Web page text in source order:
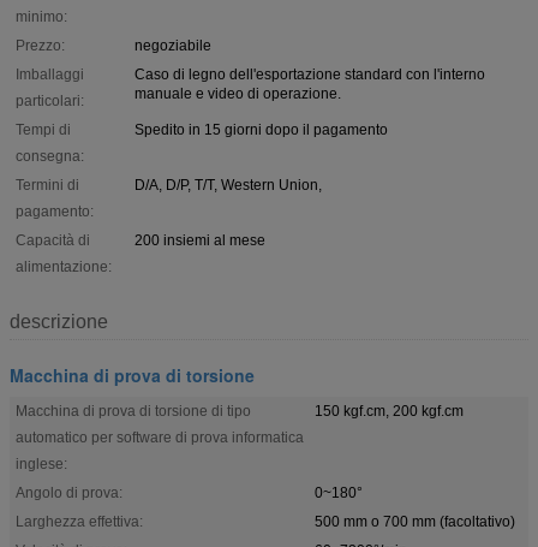
minimo:
Prezzo:
negoziabile
Imballaggi
particolari:
Caso di legno dell'esportazione standard con l'interno
manuale e video di operazione.
Tempi di
consegna:
Spedito in 15 giorni dopo il pagamento
Termini di
pagamento:
D/A, D/P, T/T, Western Union,
Capacità di
alimentazione:
200 insiemi al mese
descrizione
Macchina di prova di torsione
Macchina di prova di torsione di tipo
automatico per software di prova informatica
inglese:
150 kgf.cm, 200 kgf.cm
Angolo di prova:
0~180°
Larghezza effettiva:
500 mm o 700 mm (facoltativo)